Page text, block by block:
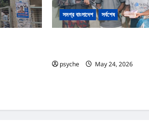
সমগ্র বাংলাদেশ সর্বশেষ
psyche
May 24, 2026